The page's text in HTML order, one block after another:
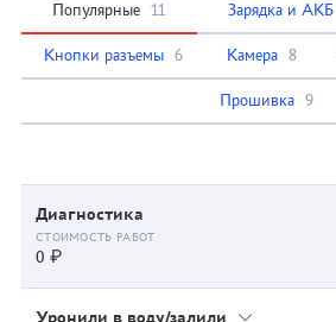
Популярные 11 Зарядка и АКБ
Кнопки разъемы 6 Камера 8
Прошивка 9
Диагностика
0 ₽
Уронили в воду/залили